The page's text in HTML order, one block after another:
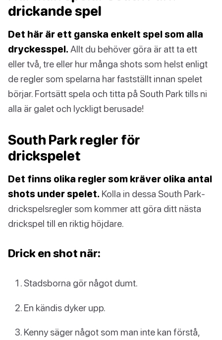
drickande spel
Det här är ett ganska enkelt spel som alla
dryckesspel. Allt du behöver göra är att ta ett
eller två, tre eller hur många shots som helst enligt
de regler som spelarna har fastställt innan spelet
börjar. Fortsätt spela och titta på South Park tills ni
alla är galet och lyckligt berusade!
South Park regler för
drickspelet
Det finns olika regler som kräver olika antal
shots under spelet. Kolla in dessa South Park-
drickspelsregler som kommer att göra ditt nästa
drickspel till en riktig höjdare.
Drick en shot när:
Stadsborna gör något dumt.
En kändis dyker upp.
Kenny säger något som man inte kan förstå,